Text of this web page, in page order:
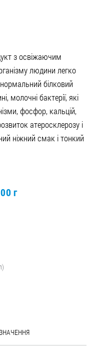
з освіжаючим
людини легко
білковий
молочні бактерії, які
фосфор, кальцій,
атеросклерозу і
ніжний смак і тонкий
г